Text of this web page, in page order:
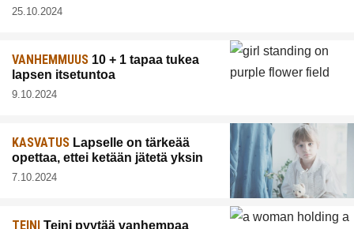
25.10.2024
VANHEMMUUS 10 + 1 tapaa tukea
lapsen itsetuntoa
9.10.2024
KASVATUS Lapselle on tärkeää
opettaa, ettei ketään jätetä yksin
7.10.2024
TEINI Teini pyytää vanhempaa